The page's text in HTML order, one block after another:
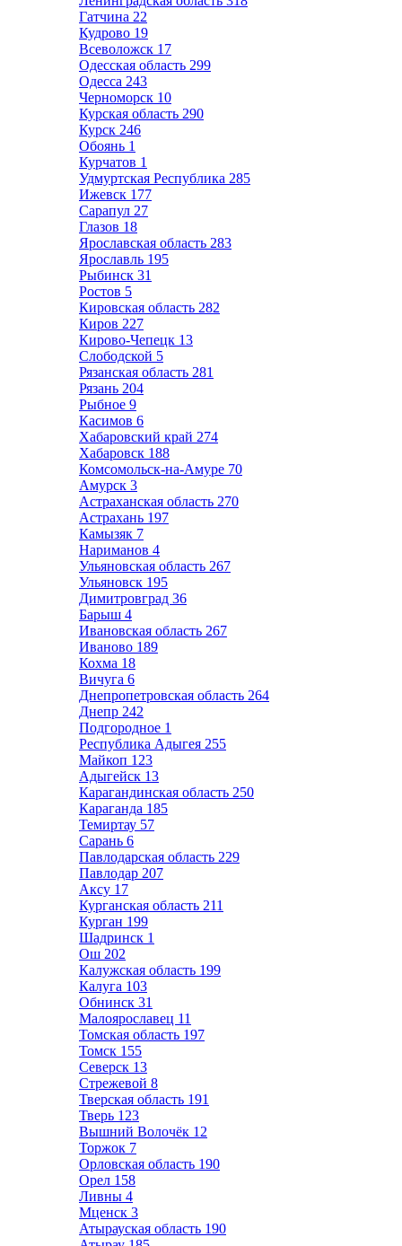
Гатчина 22
Кудрово 19
Всеволожск 17
Одесская область 299
Одесса 243
Черноморск 10
Курская область 290
Курск 246
Обоянь 1
Курчатов 1
Удмуртская Республика 285
Ижевск 177
Сарапул 27
Глазов 18
Ярославская область 283
Ярославль 195
Рыбинск 31
Ростов 5
Кировская область 282
Киров 227
Кирово-Чепецк 13
Слободской 5
Рязанская область 281
Рязань 204
Рыбное 9
Касимов 6
Хабаровский край 274
Хабаровск 188
Комсомольск-на-Амуре 70
Амурск 3
Астраханская область 270
Астрахань 197
Камызяк 7
Нариманов 4
Ульяновская область 267
Ульяновск 195
Димитровград 36
Барыш 4
Ивановская область 267
Иваново 189
Кохма 18
Вичуга 6
Днепропетровская область 264
Днепр 242
Подгородное 1
Республика Адыгея 255
Майкоп 123
Адыгейск 13
Карагандинская область 250
Караганда 185
Темиртау 57
Сарань 6
Павлодарская область 229
Павлодар 207
Аксу 17
Курганская область 211
Курган 199
Шадринск 1
Ош 202
Калужская область 199
Калуга 103
Обнинск 31
Малоярославец 11
Томская область 197
Томск 155
Северск 13
Стрежевой 8
Тверская область 191
Тверь 123
Вышний Волочёк 12
Торжок 7
Орловская область 190
Орел 158
Ливны 4
Мценск 3
Атырауская область 190